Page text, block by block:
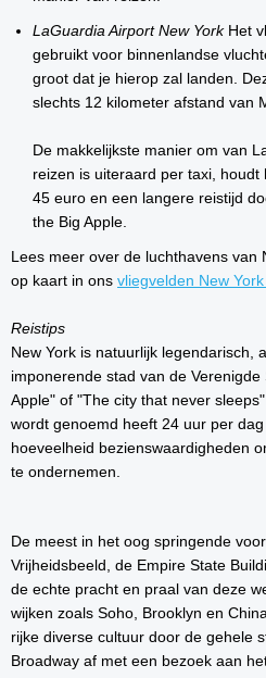
LaGuardia Airport New York Het
gebruikt voor binnenlandse
groot dat je hierop zal landen.
slechts 12 kilometer afstand van
De makkelijkste manier om van
reizen is uiteraard per taxi,
45 euro en een langere reistijd
the Big Apple.
Lees meer over de luchthavens van
op kaart in ons vliegvelden New
Reistips
New York is natuurlijk legendarisch,
imponerende stad van de
Apple" of "The city that never
wordt genoemd heeft 24 uur per
hoeveelheid bezienswaardigheden
te ondernemen.
De meest in het oog springende
Vrijheidsbeeld, de Empire State
de echte pracht en praal van deze
wijken zoals Soho, Brooklyn en
rijke diverse cultuur door de gehele
Broadway af met een bezoek aan